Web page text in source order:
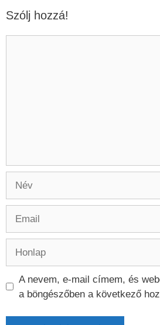
Szólj hozzá!
A nevem, e-mail címem, és
a böngészőben a következő